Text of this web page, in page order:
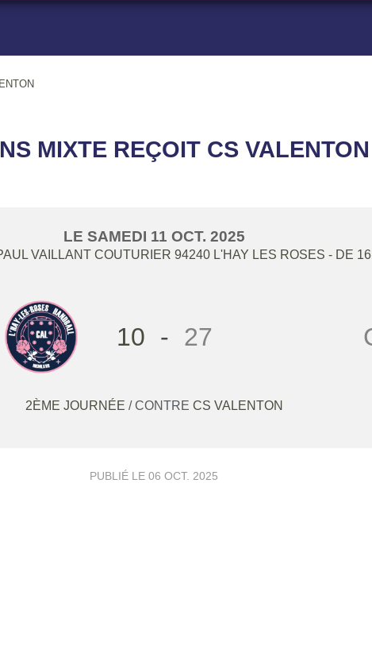
MIXTE REÇOIT CS VALENTON
LE SAMEDI 11 OCT. 2025
VAILLANT COUTURIER 94240 L'HAY LES ROSES - DE
10 - 27
2ÈME JOURNÉE / CONTRE CS VALENTON
PUBLIÉ LE 06 OCT. 2025